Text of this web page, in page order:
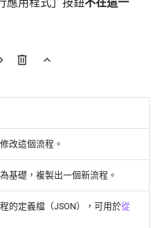
改這個流程。
基礎，複製出一個新流程。
的定義檔（JSON），可用於從